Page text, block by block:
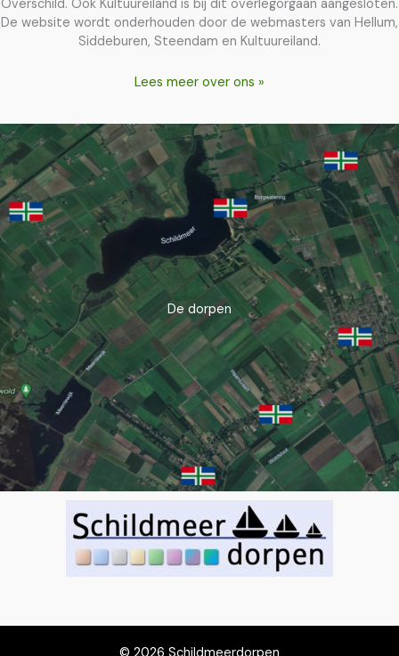
Overschild. Ook Kultuureiland is bij dit overlegorgaan aangesloten.
De website wordt onderhouden door de webmasters van Hellum,
Siddeburen, Steendam en Kultuureiland.
Lees meer over ons »
De dorpen